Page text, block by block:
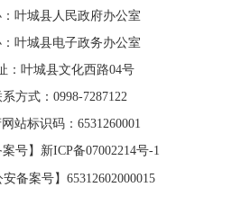
注审批意见并盖章上报县
。
审核：县民政局收到材料
核，材料齐全、调查情况
：叶城县人民政府办公室
叶城县电子政务办公室
：叶城县文化西路04号
方式：0998-7287122
站标识码：6531260001
案号】新ICP备07002214号-1
安备案号】65312602000015